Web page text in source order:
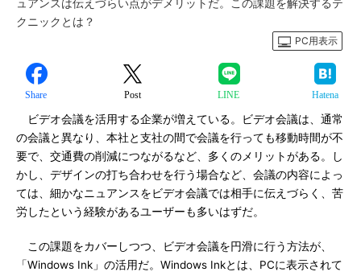
ュアンスは伝えづらい点がデメリットだ。この課題を解決するテ
クニックとは？
PC用表示
Share Post LINE Hatena
ビデオ会議を活用する企業が増えている。ビデオ会議は、通常
の会議と異なり、本社と支社の間で会議を行っても移動時間が不
要で、交通費の削減につながるなど、多くのメリットがある。し
かし、デザインの打ち合わせを行う場合など、会議の内容によっ
ては、細かなニュアンスをビデオ会議では相手に伝えづらく、苦
労したという経験があるユーザーも多いはずだ。
この課題をカバーしつつ、ビデオ会議を円滑に行う方法が、
「Windows Ink」の活用だ。Windows Inkとは、PCに表示されて